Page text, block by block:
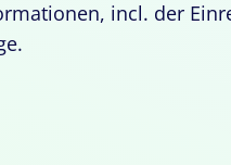
incl. der